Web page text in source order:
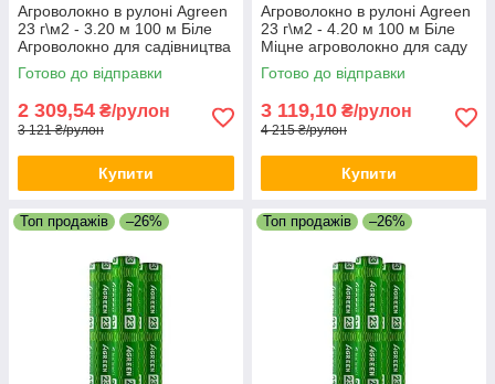
Агроволокно в рулоні Agreen
23 г\м2 - 3.20 м 100 м Біле
Агроволокно для садівництва
Якісне агрополотно
Готово до відправки
2 309,54 ₴/рулон
3 121 ₴/рулон
Купити
Агроволокно в рулоні Agreen
23 г\м2 - 4.20 м 100 м Біле
Міцне агроволокно для саду
та городу Агрополотно
Готово до відправки
3 119,10 ₴/рулон
4 215 ₴/рулон
Купити
Топ продажів –26% Топ продажів –26%